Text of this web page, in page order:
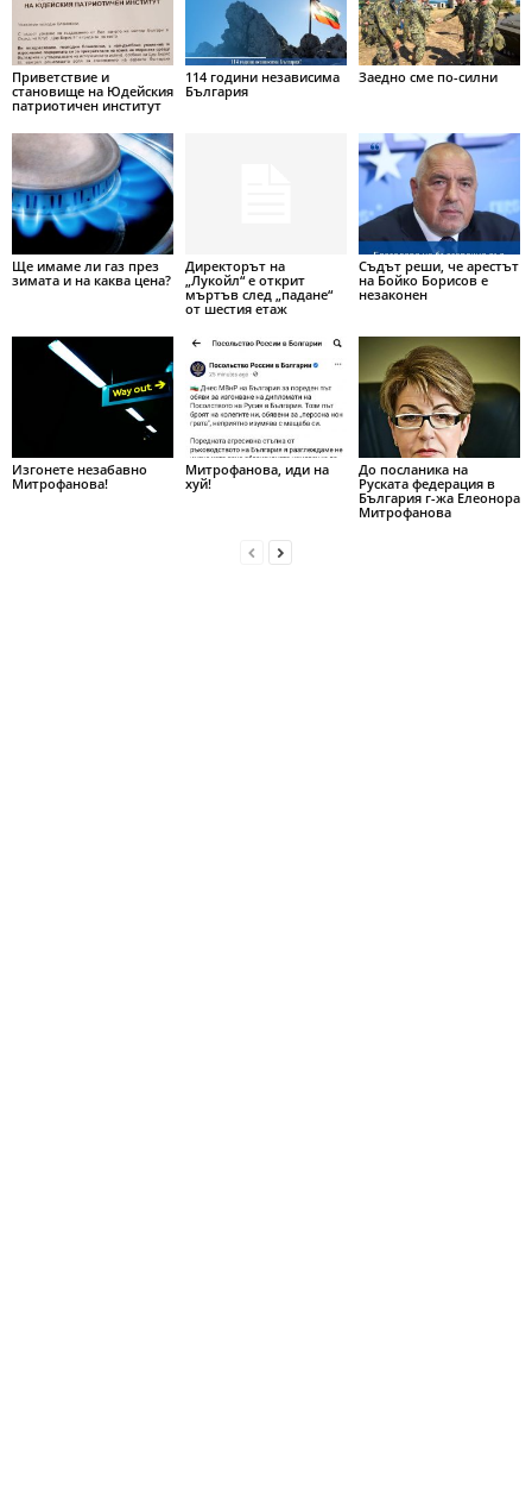
Приветствие и
становище на Юдейския
патриотичен институт
114 години независима
България
Заедно сме по-силни
Ще имаме ли газ през
зимата и на каква цена?
Директорът на
„Лукойл“ е открит
мъртъв след „падане“
от шестия етаж
Съдът реши, че арестът
на Бойко Борисов е
незаконен
Изгонете незабавно
Митрофанова!
Митрофанова, иди на
хуй!
До посланика на
Руската федерация в
България г-жа Елеонора
Митрофанова